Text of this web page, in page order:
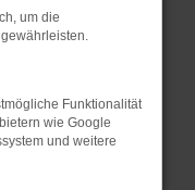
deine
Beispiel deine
um die
Funktionalität
wie Google
und weitere